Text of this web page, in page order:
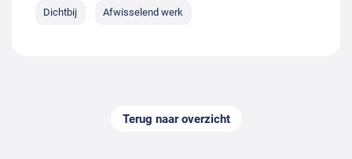
Dichtbij Afwisselend werk
Terug naar overzicht